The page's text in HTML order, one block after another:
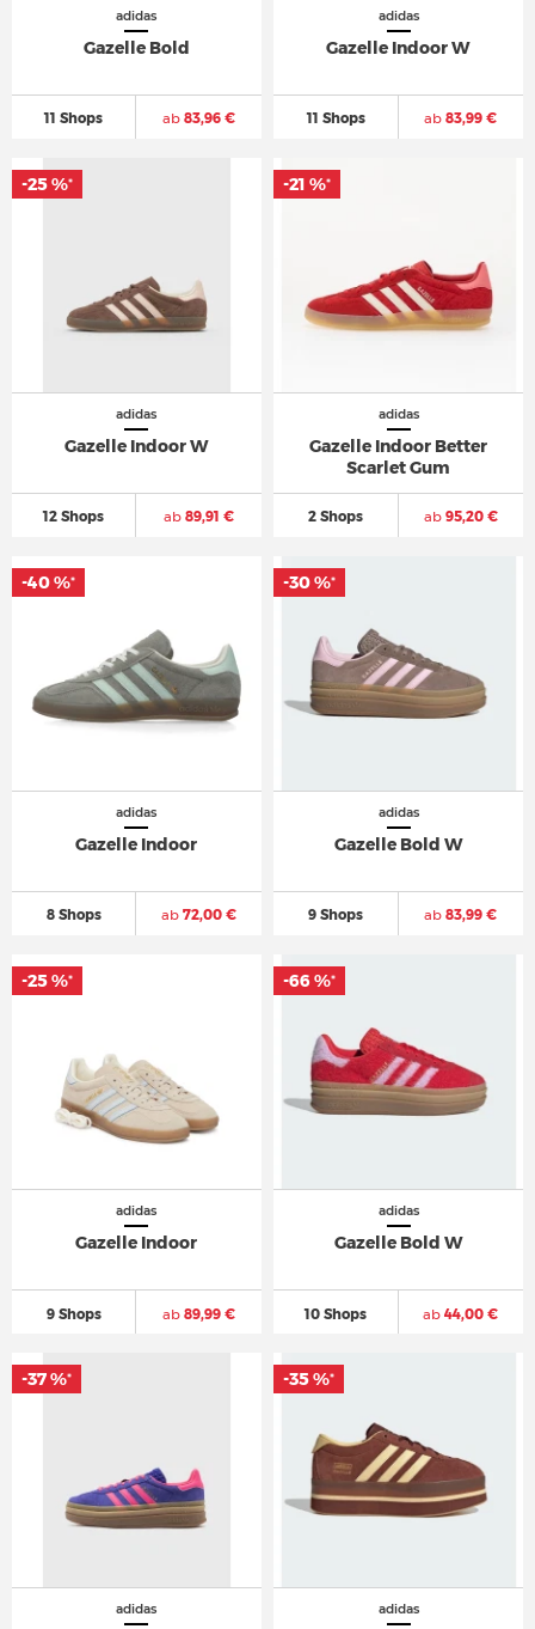
adidas
Gazelle Bold
11 Shops ab83,96 €
adidas
Gazelle Indoor W
11 Shops ab 83,99 €
adidas
Gazelle Indoor W
12 Shops ab89,91 €
-25 %*
adidas
Gazelle Indoor Better
Scarlet Gum
2 Shops ab95,20 €
-21 %*
adidas
Gazelle Indoor
8 Shops ab72,00 €
-40 %*
adidas
Gazelle Bold W
9 Shops ab 83,99 €
-30 %*
adidas
Gazelle Indoor
9 Shops ab89,99 €
-25 %*
adidas
Gazelle Bold W
10 Shops ab 44,00 €
-66 %*
adidas
-37 %*
adidas
-35 %*